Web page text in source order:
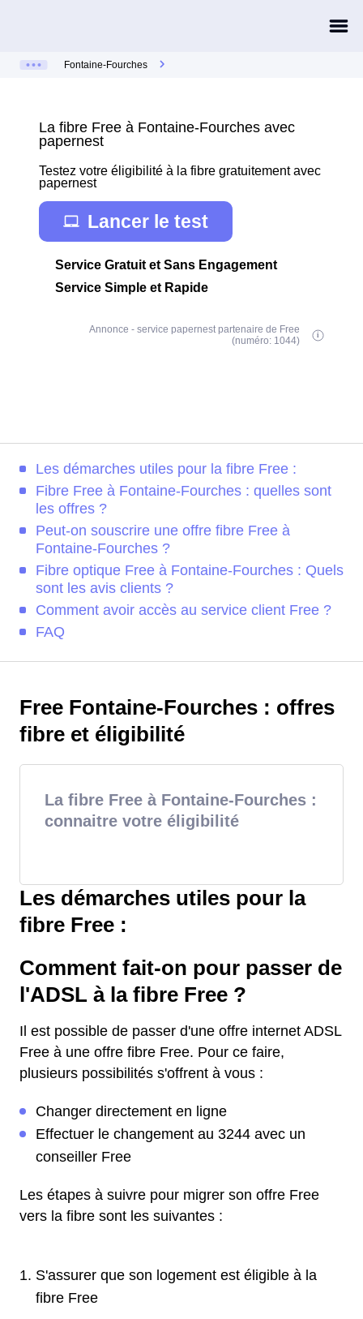
Fontaine-Fourches
La fibre Free à Fontaine-Fourches avec
papernest
Testez votre éligibilité à la fibre gratuitement avec
papernest
Lancer le test
Service Gratuit et Sans Engagement
Service Simple et Rapide
Annonce - service papernest partenaire de Free
(numéro: 1044)
Les démarches utiles pour la fibre Free :
Fibre Free à Fontaine-Fourches : quelles sont
les offres ?
Peut-on souscrire une offre fibre Free à
Fontaine-Fourches ?
Fibre optique Free à Fontaine-Fourches : Quels
sont les avis clients ?
Comment avoir accès au service client Free ?
FAQ
Free Fontaine-Fourches : offres
fibre et éligibilité
La fibre Free à Fontaine-Fourches :
connaitre votre éligibilité
Les démarches utiles pour la
fibre Free :
Comment fait-on pour passer de
l'ADSL à la fibre Free ?
Il est possible de passer d'une offre internet ADSL
Free à une offre fibre Free. Pour ce faire,
plusieurs possibilités s'offrent à vous :
Changer directement en ligne
Effectuer le changement au 3244 avec un
conseiller Free
Les étapes à suivre pour migrer son offre Free
vers la fibre sont les suivantes :
S'assurer que son logement est éligible à la
fibre Free